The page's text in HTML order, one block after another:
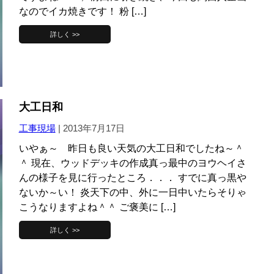
なのでイカ焼きです！ 粉 […]
詳しく >>
大工日和
工事現場| 2013年7月17日
いやぁ～ 昨日も良い天気の大工日和でしたね～＾
＾ 現在、ウッドデッキの作成真っ最中のヨウヘイさ
んの様子を見に行ったところ．．． すでに真っ黒や
ないか～い！ 炎天下の中、外に一日中いたらそりゃ
こうなりますよね＾＾ ご褒美に […]
詳しく >>